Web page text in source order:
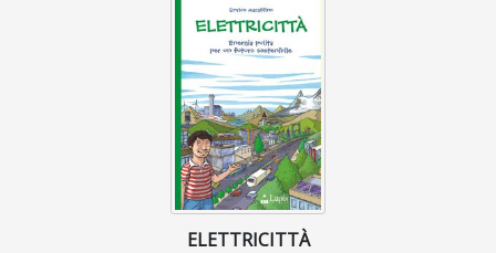
ELETTRICITTÀ